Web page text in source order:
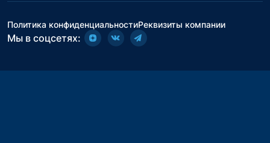
Политика конфиденциальностиРеквизиты компании
Мы в соцсетях: